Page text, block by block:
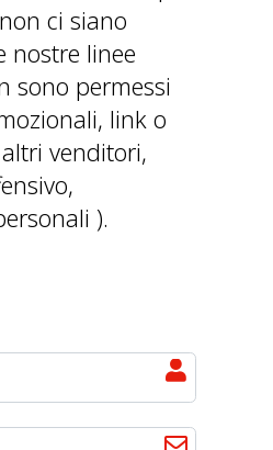
ci siano
nostre linee
sono permessi
link o
venditori,
).